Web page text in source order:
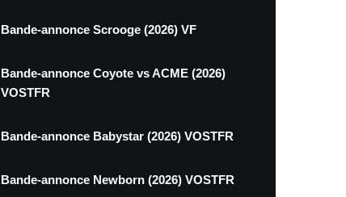
Bande-annonce Scrooge (2026) VF
Bande-annonce Coyote vs ACME (2026)
VOSTFR
Bande-annonce Babystar (2026) VOSTFR
Bande-annonce Newborn (2026) VOSTFR